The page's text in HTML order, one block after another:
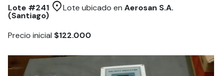
Lote #241 Lote ubicado en Aerosan S.A.
(Santiago)
Precio inicial $122.000